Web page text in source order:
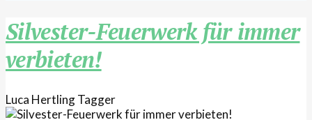
Silvester-Feuerwerk für immer
verbieten!
Luca HertlingTagger